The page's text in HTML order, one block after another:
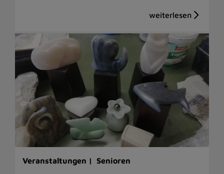
Veranstaltungen | Senioren